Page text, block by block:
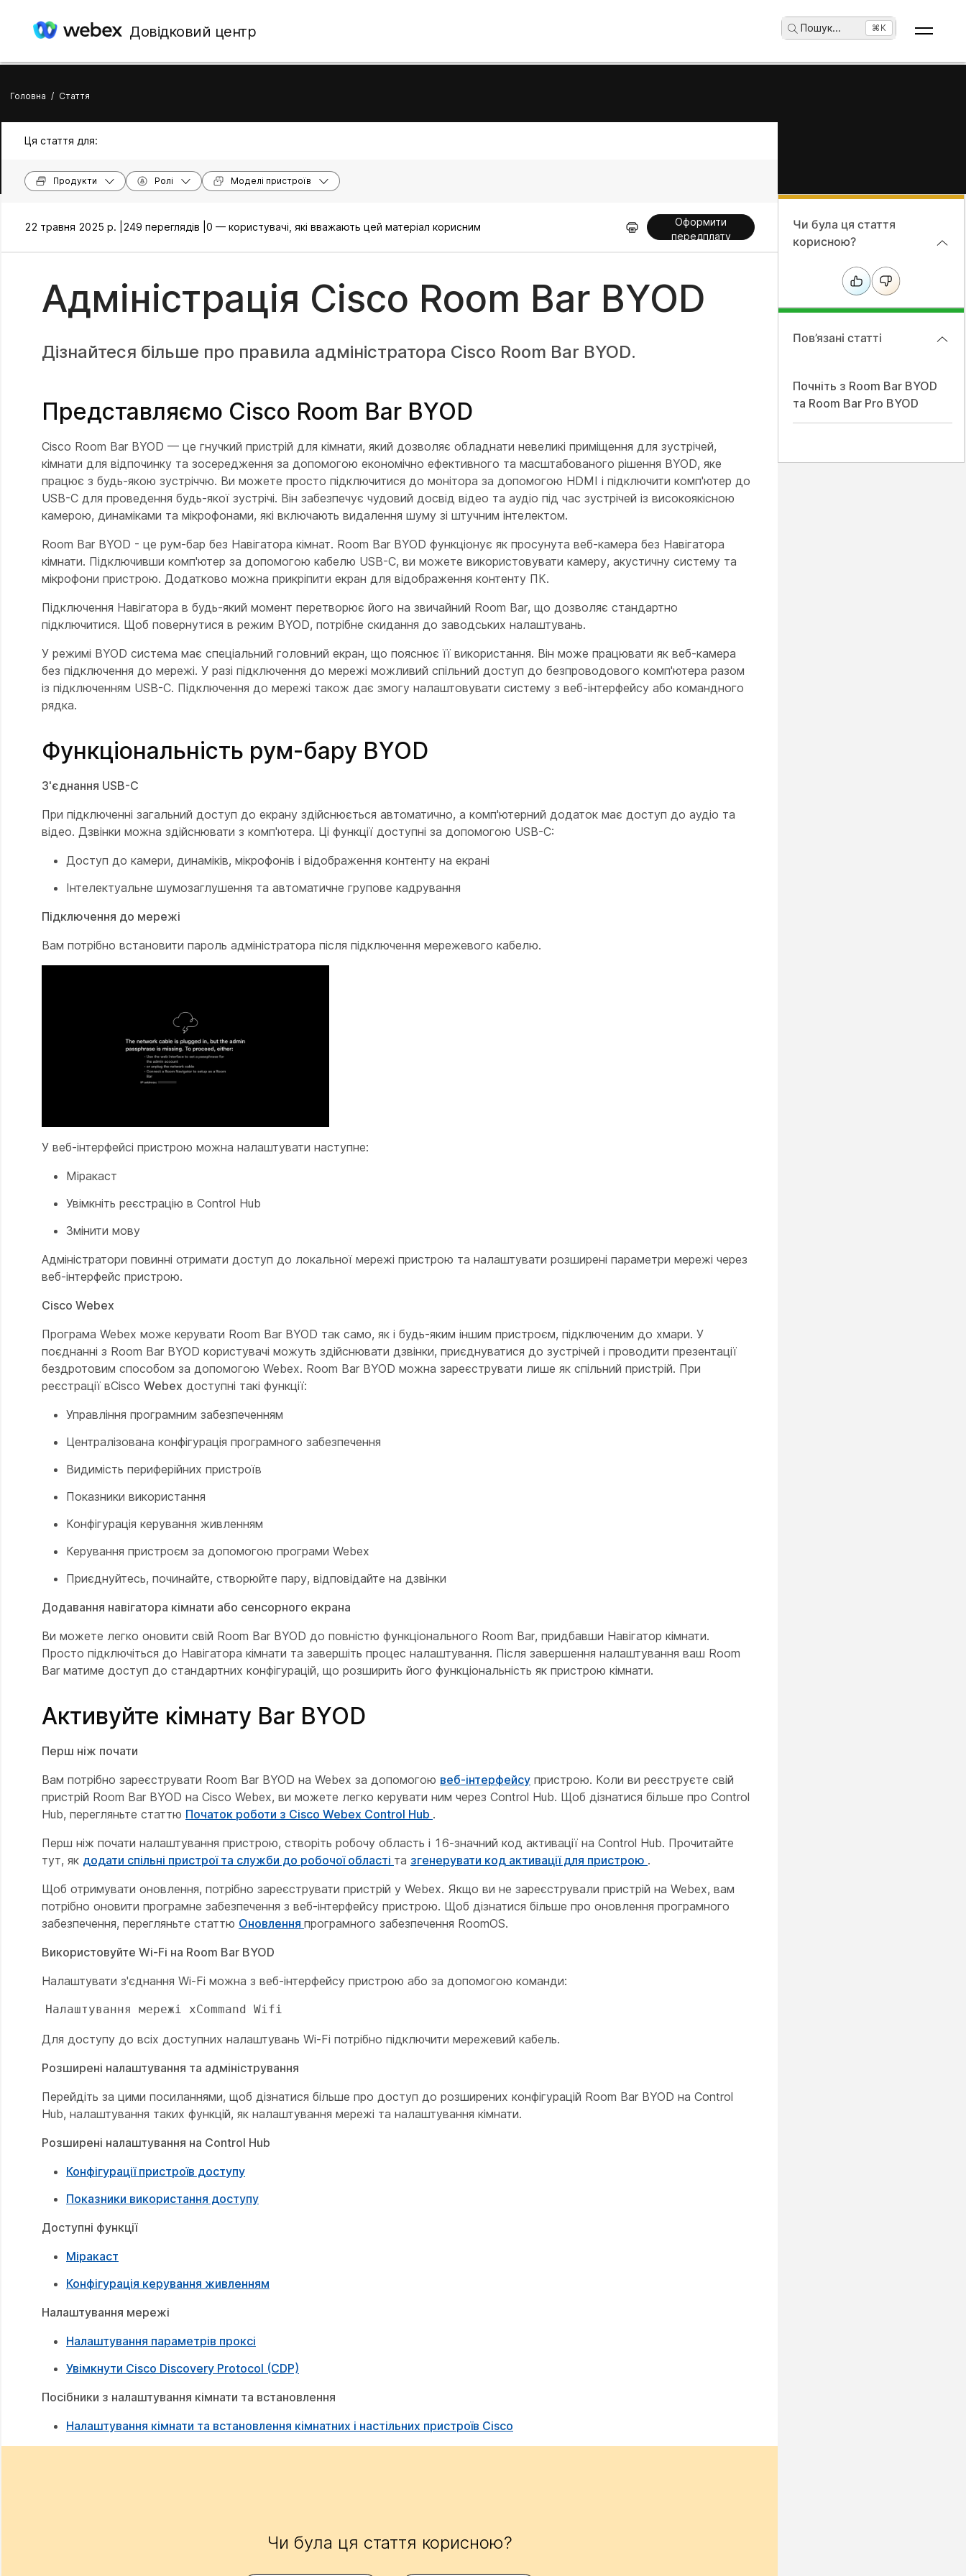
Довідковий центр Пошук... ⌘K
Головна / Стаття
Ця стаття для:
Продукти Ролі Моделі пристроїв
22 травня 2025 р. | 249 переглядів | 0 — користувачі, які вважають цей матеріал корисним
Оформити
передплату
Адміністрація Cisco Room Bar BYOD
Дізнайтеся більше про правила адміністратора Cisco Room Bar BYOD.
Представляємо Cisco Room Bar BYOD
Cisco Room Bar BYOD — це гнучкий пристрій для кімнати, який дозволяє обладнати невеликі приміщення для зустрічей,
кімнати для відпочинку та зосередження за допомогою економічно ефективного та масштабованого рішення BYOD, яке
працює з будь-якою зустріччю. Ви можете просто підключитися до монітора за допомогою HDMI і підключити комп'ютер до
USB-C для проведення будь-якої зустрічі. Він забезпечує чудовий досвід відео та аудіо під час зустрічей із високоякісною
камерою, динаміками та мікрофонами, які включають видалення шуму зі штучним інтелектом.
Room Bar BYOD - це рум-бар без Навігатора кімнат. Room Bar BYOD функціонує як просунута веб-камера без Навігатора
кімнати. Підключивши комп'ютер за допомогою кабелю USB-C, ви можете використовувати камеру, акустичну систему та
мікрофони пристрою. Додатково можна прикріпити екран для відображення контенту ПК.
Підключення Навігатора в будь-який момент перетворює його на звичайний Room Bar, що дозволяє стандартно
підключитися. Щоб повернутися в режим BYOD, потрібне скидання до заводських налаштувань.
У режимі BYOD система має спеціальний головний екран, що пояснює її використання. Він може працювати як веб-камера
без підключення до мережі. У разі підключення до мережі можливий спільний доступ до безпроводового комп'ютера разом
із підключенням USB-C. Підключення до мережі також дає змогу налаштовувати систему з веб-інтерфейсу або командного
рядка.
Функціональність рум-бару BYOD
З'єднання USB-C
При підключенні загальний доступ до екрану здійснюється автоматично, а комп'ютерний додаток має доступ до аудіо та
відео. Дзвінки можна здійснювати з комп'ютера. Ці функції доступні за допомогою USB-C:
Доступ до камери, динаміків, мікрофонів і відображення контенту на екрані
Інтелектуальне шумозаглушення та автоматичне групове кадрування
Підключення до мережі
Вам потрібно встановити пароль адміністратора після підключення мережевого кабелю.
У веб-інтерфейсі пристрою можна налаштувати наступне:
Міракаст
Увімкніть реєстрацію в Control Hub
Змінити мову
Адміністратори повинні отримати доступ до локальної мережі пристрою та налаштувати розширені параметри мережі через
веб-інтерфейс пристрою.
Cisco Webex
Програма Webex може керувати Room Bar BYOD так само, як і будь-яким іншим пристроєм, підключеним до хмари. У
поєднанні з Room Bar BYOD користувачі можуть здійснювати дзвінки, приєднуватися до зустрічей і проводити презентації
бездротовим способом за допомогою Webex. Room Bar BYOD можна зареєструвати лише як спільний пристрій. При
реєстрації вCisco Webex доступні такі функції:
Управління програмним забезпеченням
Централізована конфігурація програмного забезпечення
Видимість периферійних пристроїв
Показники використання
Конфігурація керування живленням
Керування пристроєм за допомогою програми Webex
Приєднуйтесь, починайте, створюйте пару, відповідайте на дзвінки
Додавання навігатора кімнати або сенсорного екрана
Ви можете легко оновити свій Room Bar BYOD до повністю функціонального Room Bar, придбавши Навігатор кімнати.
Просто підключіться до Навігатора кімнати та завершіть процес налаштування. Після завершення налаштування ваш Room
Bar матиме доступ до стандартних конфігурацій, що розширить його функціональність як пристрою кімнати.
Активуйте кімнату Bar BYOD
Перш ніж почати
Вам потрібно зареєструвати Room Bar BYOD на Webex за допомогою веб-інтерфейсу пристрою. Коли ви реєструєте свій
пристрій Room Bar BYOD на Cisco Webex, ви можете легко керувати ним через Control Hub. Щоб дізнатися більше про Control
Hub, перегляньте статтю Початок роботи з Cisco Webex Control Hub .
Перш ніж почати налаштування пристрою, створіть робочу область і 16-значний код активації на Control Hub. Прочитайте
тут, як додати спільні пристрої та служби до робочої області та згенерувати код активації для пристрою .
Щоб отримувати оновлення, потрібно зареєструвати пристрій у Webex. Якщо ви не зареєстрували пристрій на Webex, вам
потрібно оновити програмне забезпечення з веб-інтерфейсу пристрою. Щоб дізнатися більше про оновлення програмного
забезпечення, перегляньте статтю Оновлення програмного забезпечення RoomOS.
Використовуйте Wi-Fi на Room Bar BYOD
Налаштувати з'єднання Wi-Fi можна з веб-інтерфейсу пристрою або за допомогою команди:
Налаштування мережі xCommand Wifi
Для доступу до всіх доступних налаштувань Wi-Fi потрібно підключити мережевий кабель.
Розширені налаштування та адміністрування
Перейдіть за цими посиланнями, щоб дізнатися більше про доступ до розширених конфігурацій Room Bar BYOD на Control
Hub, налаштування таких функцій, як налаштування мережі та налаштування кімнати.
Розширені налаштування на Control Hub
Конфігурації пристроїв доступу
Показники використання доступу
Доступні функції
Міракаст
Конфігурація керування живленням
Налаштування мережі
Налаштування параметрів проксі
Увімкнути Cisco Discovery Protocol (CDP)
Посібники з налаштування кімнати та встановлення
Налаштування кімнати та встановлення кімнатних і настільних пристроїв Cisco
Чи була ця стаття корисною?
Чи була ця стаття
корисною?
Пов’язані статті
Почніть з Room Bar BYOD
та Room Bar Pro BYOD